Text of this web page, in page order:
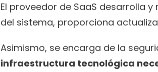
El proveedor de SaaS desarrolla
del sistema, proporciona
Asimismo, se encarga de la
infraestructura tecnológica